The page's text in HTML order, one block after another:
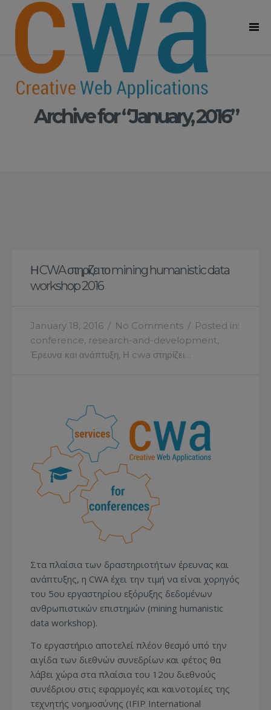
Archive for “January, 2016”
Η CWA στηρίζει το mining humanistic data
workshop 2016
January 18, 2016 / No Comments / Posted in:
conference, research-and-development,
Έρευνα και ανάπτυξη, Η cwa στηρίζει…
Στα πλαίσια των δραστηριοτήτων έρευνας και
ανάπτυξης, η CWA έχει την τιμή να είναι χορηγός
του 5ου εργαστηρίου εξόρυξης δεδομένων
ανθρωπιστικών επιστημών (mining humanistic
data workshop).
Το εργαστήριο αποτελεί πλέον θεσμό υπό την
αιγίδα των διεθνών συνεδρίων και φέτος θα
λάβει χώρα στα πλαίσια του 12ου διεθνούς
συνέδριου στις εφαρμογές και καινοτομίες της
τεχνητής νοημοσύνης (IFIP International